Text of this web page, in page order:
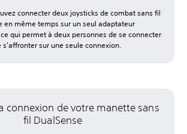
connecter deux joysticks de combat sans fil
en même temps sur un seul adaptateur
qui permet à deux personnes de se connecter
s'affronter sur une seule connexion.
connexion de votre manette sans
fil DualSense